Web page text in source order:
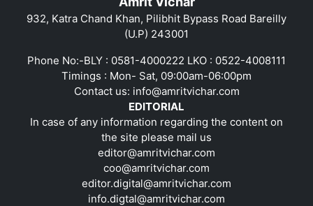
932, Katra Chand Khan, Pilibhit Bypass Road Bareilly
(U.P) 243001
Phone No:-BLY : 0581-4000222 LKO : 0522-4008111
Timings : Mon- Sat, 09:00am-06:00pm
Contact us: info@amritvichar.com
EDITORIAL
In case of any information regarding the content on
the site please mail us
editor@amritvichar.com
coo@amritvichar.com
editor.digital@amritvichar.com
info.digtal@amritvichar.com